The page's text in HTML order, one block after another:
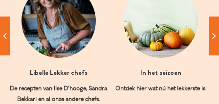
Libelle Lekker chefs
De recepten van Ilse D’hooge, Sandra
Bekkari en al onze andere chefs.
In het seizoen
Ontdek hier wat nú het lekkerste is.